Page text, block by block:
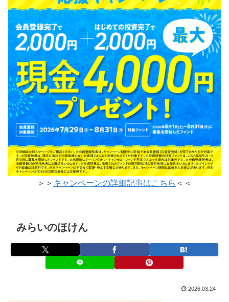
＞＞ キャンペーンの詳細記事はこちら ＜＜
みらいのほけん
2026.03.24